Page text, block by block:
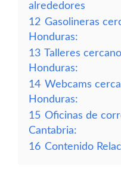
alrededores
12 Gasolineras
Honduras:
13 Talleres
Honduras:
14 Webcams
Honduras:
15 Oficinas de
Cantabria:
16 Contenido